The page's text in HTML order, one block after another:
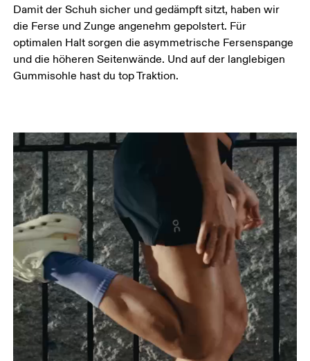
Damit der Schuh sicher und gedämpft sitzt, haben wir
die Ferse und Zunge angenehm gepolstert. Für
optimalen Halt sorgen die asymmetrische Fersenspange
und die höheren Seitenwände. Und auf der langlebigen
Gummisohle hast du top Traktion.